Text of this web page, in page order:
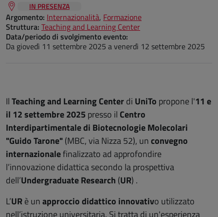
IN PRESENZA
Argomento: Internazionalità, Formazione
Struttura: Teaching and Learning Center
Data/periodo di svolgimento evento:
Da giovedì 11 settembre 2025 avenerdì 12 settembre 2025
IlTeaching and Learning Centerdi UniTo propone l'11 e
il 12 settembre 2025 presso il Centro
Interdipartimentale di Biotecnologie Molecolari
"Guido Tarone"(MBC, via Nizza 52), unconvegno
internazionalefinalizzato ad approfondire
l’innovazione didattica secondo la prospettiva
dell’Undergraduate Research (UR) .
L’URè unapproccio didattico innovativo utilizzato
nell’istruzione universitaria. Si tratta di un'esperienza